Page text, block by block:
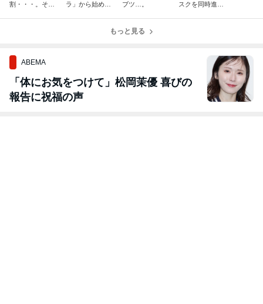
割・・・。それ
ラ」から始めて
ブツ…。
スクを同時進
もっと見る
ABEMA
「体にお気をつけて」松岡茉優 喜びの
報告に祝福の声